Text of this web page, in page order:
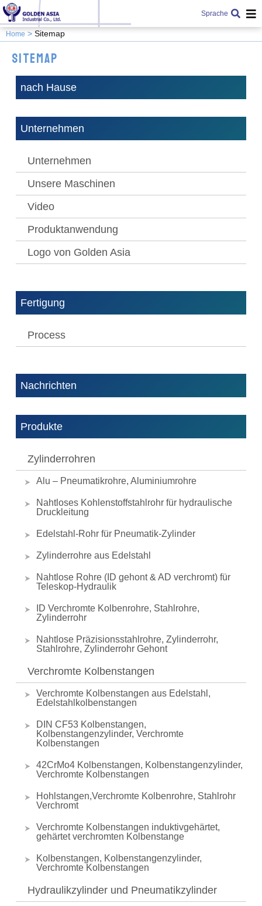
Sprache
Home Sitemap
Sitemap
nach Hause
Unternehmen
Unternehmen
Unsere Maschinen
Video
Produktanwendung
Logo von Golden Asia
Fertigung
Process
Nachrichten
Produkte
Zylinderrohren
Alu – Pneumatikrohre, Aluminiumrohre
Nahtloses Kohlenstoffstahlrohr für hydraulische
Druckleitung
Edelstahl-Rohr für Pneumatik-Zylinder
Zylinderrohre aus Edelstahl
Nahtlose Rohre (ID gehont & AD verchromt) für
Teleskop-Hydraulik
ID Verchromte Kolbenrohre, Stahlrohre,
Zylinderrohr
Nahtlose Präzisionsstahlrohre, Zylinderrohr,
Stahlrohre, Zylinderrohr Gehont
Verchromte Kolbenstangen
Verchromte Kolbenstangen aus Edelstahl,
Edelstahlkolbenstangen
DIN CF53 Kolbenstangen,
Kolbenstangenzylinder, Verchromte
Kolbenstangen
42CrMo4 Kolbenstangen, Kolbenstangenzylinder,
Verchromte Kolbenstangen
Hohlstangen,Verchromte Kolbenrohre, Stahlrohr
Verchromt
Verchromte Kolbenstangen induktivgehärtet,
gehärtet verchromten Kolbenstange
Kolbenstangen, Kolbenstangenzylinder,
Verchromte Kolbenstangen
Hydraulikzylinder und Pneumatikzylinder